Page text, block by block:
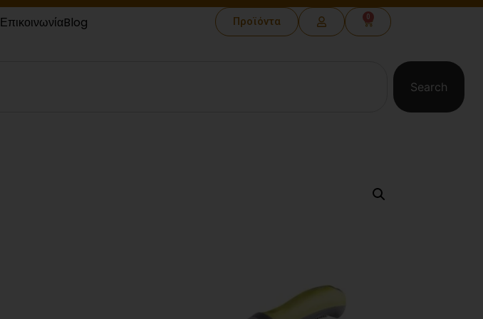
ΕπικοινωνίαBlog Προϊόντα 0
Search